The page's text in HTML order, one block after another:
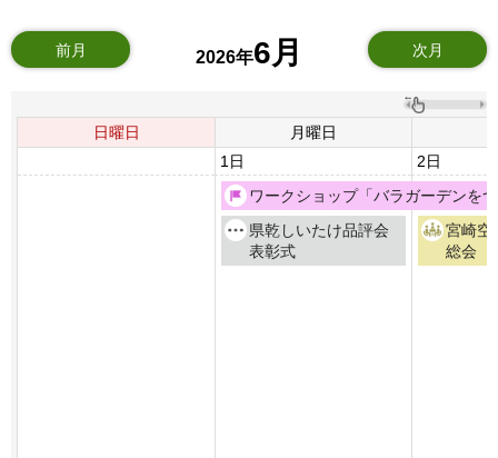
前月 2026年6月 次月
日曜日 月曜日
1日
2日
ワークショップ「バラガーデンを
県乾しいたけ品評会
表彰式
宮崎空
総会